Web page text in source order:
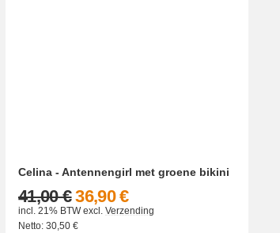
Celina - Antennengirl met groene bikini
36,90 €
41,00 €
incl. 21% BTWexcl. Verzending
Netto: 30,50 €